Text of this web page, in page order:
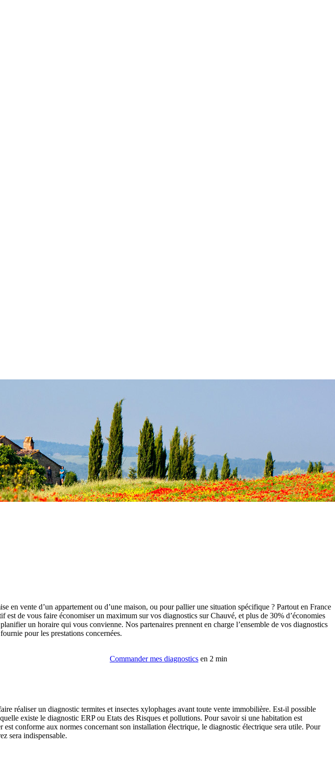
en vente d’un appartement ou d’une maison, ou pour pallier une situation spécifique ? Partout en France
de vous faire économiser un maximum sur vos diagnostics sur Chauvé, et plus de 30% d’économies
un horaire qui vous convienne. Nos partenaires prennent en charge l’ensemble de vos diagnostics
pour les prestations concernées.
Commander mes diagnostics en 2 min
réaliser un diagnostic termites et insectes xylophages avant toute vente immobilière. Est-il possible
existe le diagnostic ERP ou Etats des Risques et pollutions. Pour savoir si une habitation est
conforme aux normes concernant son installation électrique, le diagnostic électrique sera utile. Pour
sera indispensable.